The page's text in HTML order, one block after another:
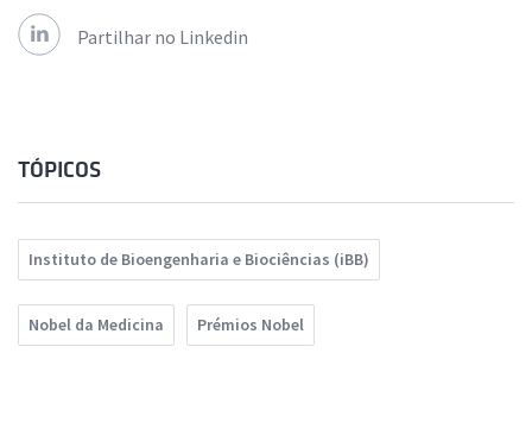
Partilhar no Linkedin
TÓPICOS
Instituto de Bioengenharia e Biociências (iBB)
Nobel da Medicina Prémios Nobel